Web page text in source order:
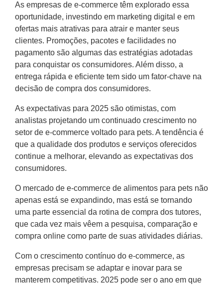
As empresas de e-commerce têm explorado essa
oportunidade, investindo em marketing digital e em
ofertas mais atrativas para atrair e manter seus
clientes. Promoções, pacotes e facilidades no
pagamento são algumas das estratégias adotadas
para conquistar os consumidores. Além disso, a
entrega rápida e eficiente tem sido um fator-chave na
decisão de compra dos consumidores.
As expectativas para 2025 são otimistas, com
analistas projetando um continuado crescimento no
setor de e-commerce voltado para pets. A tendência é
que a qualidade dos produtos e serviços oferecidos
continue a melhorar, elevando as expectativas dos
consumidores.
O mercado de e-commerce de alimentos para pets não
apenas está se expandindo, mas está se tornando
uma parte essencial da rotina de compra dos tutores,
que cada vez mais vêem a pesquisa, comparação e
compra online como parte de suas atividades diárias.
Com o crescimento contínuo do e-commerce, as
empresas precisam se adaptar e inovar para se
manterem competitivas. 2025 pode ser o ano em que